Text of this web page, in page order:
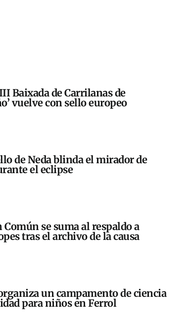
Baixada de Carrilanas de
vuelve con sello europeo
de Neda blinda el mirador de
el eclipse
Común se suma al respaldo a
tras el archivo de la causa
un campamento de ciencia
para niños en Ferrol